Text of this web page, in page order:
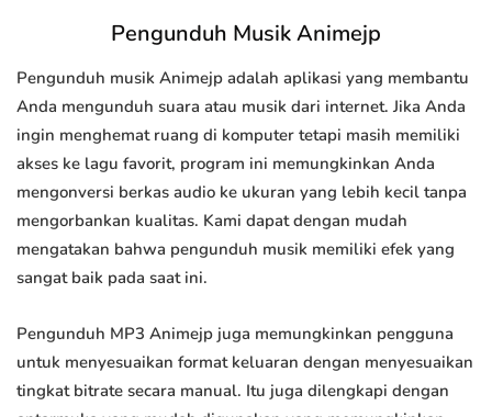
Pengunduh Musik Animejp
Pengunduh musik Animejp adalah aplikasi yang membantu
Anda mengunduh suara atau musik dari internet. Jika Anda
ingin menghemat ruang di komputer tetapi masih memiliki
akses ke lagu favorit, program ini memungkinkan Anda
mengonversi berkas audio ke ukuran yang lebih kecil tanpa
mengorbankan kualitas. Kami dapat dengan mudah
mengatakan bahwa pengunduh musik memiliki efek yang
sangat baik pada saat ini.
Pengunduh MP3 Animejp juga memungkinkan pengguna
untuk menyesuaikan format keluaran dengan menyesuaikan
tingkat bitrate secara manual. Itu juga dilengkapi dengan